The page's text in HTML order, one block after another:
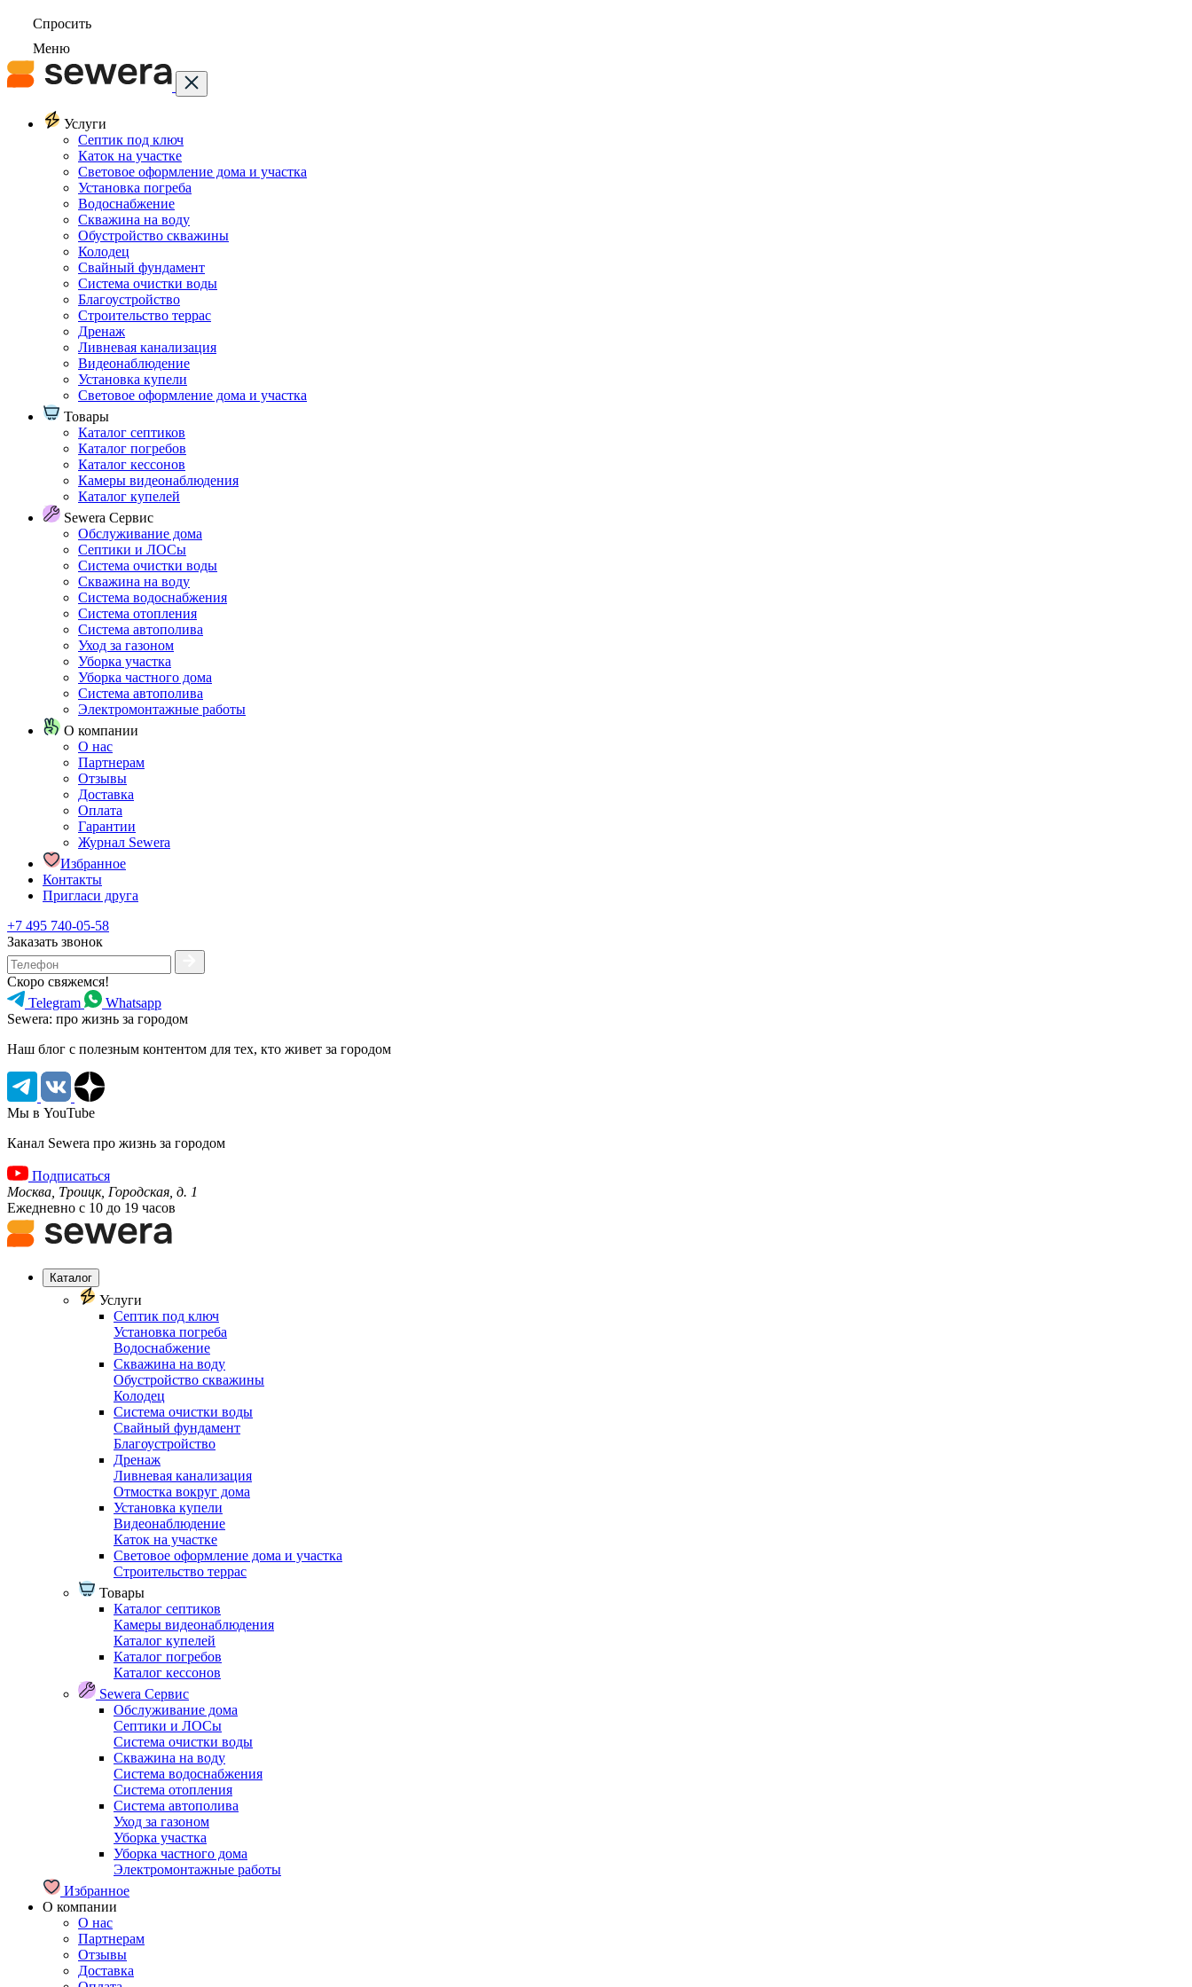
Спросить
Меню
Услуги
Септик под ключ
Каток на участке
Световое оформление дома и участка
Установка погреба
Водоснабжение
Скважина на воду
Обустройство скважины
Колодец
Свайный фундамент
Система очистки воды
Благоустройство
Строительство террас
Дренаж
Ливневая канализация
Видеонаблюдение
Установка купели
Световое оформление дома и участка
Товары
Каталог септиков
Каталог погребов
Каталог кессонов
Камеры видеонаблюдения
Каталог купелей
Sewera Сервис
Обслуживание дома
Септики и ЛОСы
Система очистки воды
Скважина на воду
Система водоснабжения
Система отопления
Система автополива
Уход за газоном
Уборка участка
Уборка частного дома
Система автополива
Электромонтажные работы
О компании
О нас
Партнерам
Отзывы
Доставка
Оплата
Гарантии
Журнал Sewera
Избранное
Контакты
Пригласи друга
+7 495 740-05-58
Заказать звонок
Скоро свяжемся!
Telegram
Whatsapp
Sewera: про жизнь за городом
Наш блог c полезным контентом для тех, кто живет за городом
Мы в YouTube
Канал Sewera про жизнь за городом
Подписаться
Москва, Троицк, Городская, д. 1
Ежедневно с 10 до 19 часов
Каталог
Услуги
Септик под ключ
Установка погреба
Водоснабжение
Скважина на воду
Обустройство скважины
Колодец
Система очистки воды
Свайный фундамент
Благоустройство
Дренаж
Ливневая канализация
Отмостка вокруг дома
Установка купели
Видеонаблюдение
Каток на участке
Световое оформление дома и участка
Строительство террас
Товары
Каталог септиков
Камеры видеонаблюдения
Каталог купелей
Каталог погребов
Каталог кессонов
Sewera Сервис
Обслуживание дома
Септики и ЛОСы
Система очистки воды
Скважина на воду
Система водоснабжения
Система отопления
Система автополива
Уход за газоном
Уборка участка
Уборка частного дома
Электромонтажные работы
Избранное
О компании
О нас
Партнерам
Отзывы
Доставка